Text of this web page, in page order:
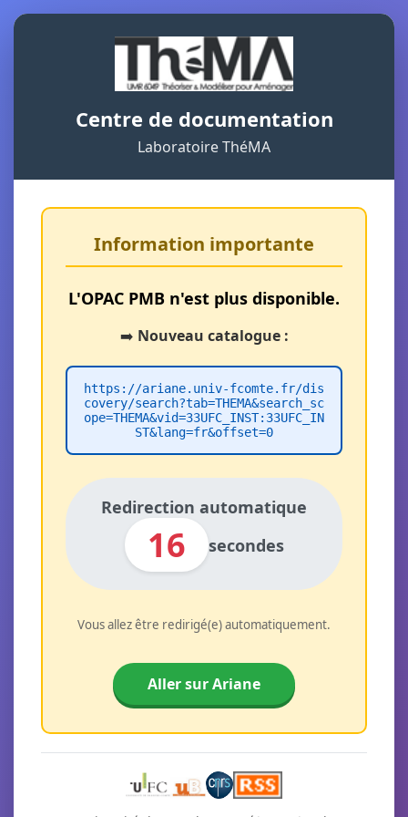
Centre de documentation
Laboratoire ThéMA
Information importante
L'OPAC PMB n'est plus disponible.
➡️ Nouveau catalogue :
https://ariane.univ-fcomte.fr/dis
covery/search?tab=THEMA&search_sc
ope=THEMA&vid=33UFC_INST:33UFC_IN
ST&lang=fr&offset=0
Redirection automatique
16 secondes
Vous allez être redirigé(e) automatiquement.
Aller sur Ariane